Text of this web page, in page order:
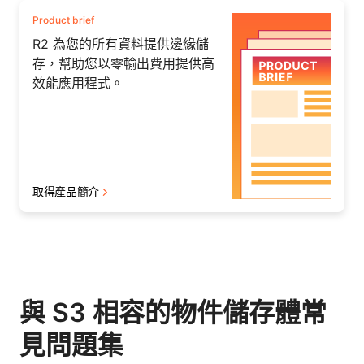
Product brief
R2 為您的所有資料提供邊緣儲
存，幫助您以零輸出費用提供高
效能應用程式。
取得產品簡介
與 S3 相容的物件儲存體常
見問題集